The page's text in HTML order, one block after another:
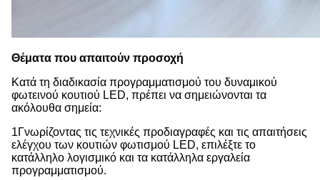
Θέματα που απαιτούν προσοχή
Κατά τη διαδικασία προγραμματισμού του δυναμικού
φωτεινού κουτιού LED, πρέπει να σημειώνονται τα
ακόλουθα σημεία:
1Γνωρίζοντας τις τεχνικές προδιαγραφές και τις απαιτήσεις
ελέγχου των κουτιών φωτισμού LED, επιλέξτε το
κατάλληλο λογισμικό και τα κατάλληλα εργαλεία
προγραμματισμού.